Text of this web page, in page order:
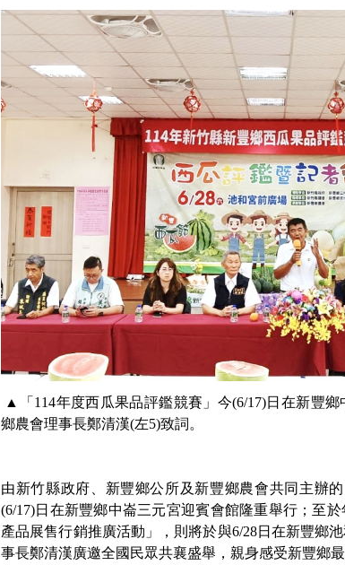
▲「114年度西瓜果品評鑑競賽」今(6/17)日在新豐
鄉農會理事長鄭清漢(左5)致詞。
由新竹縣政府、新豐鄉公所及新豐鄉農會共同主辦
(6/17)日在新豐鄉中崙三元宮迎賓會館隆重舉行；至
產品展售行銷推廣活動」，則將於與6/28日在新豐鄉
事長鄭清漢廣邀全國民眾共襄盛舉，親身感受新豐鄉